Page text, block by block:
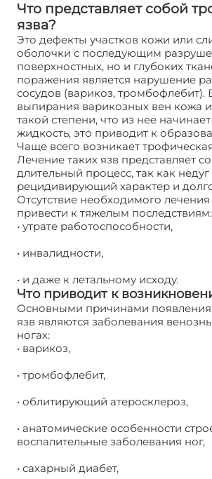
Что представляет собой
язва?
Это дефекты участков кожи или
оболочки с последующим
поверхностных, но и глубоких
поражения является нарушение
сосудов (варикоз, тромбофлебит).
выпирания варикозных вен кожа
такой степени, что из нее начинает
жидкость, это приводит к
Чаще всего возникает
Лечение таких язв представляет
длительный процесс, так как недуг
рецидивирующий характер и
Отсутствие необходимого
привести к тяжелым последствиям:
• утрате работоспособности,
• инвалидности,
• и даже к летальному исходу.
Что приводит к
Основными причинами появления
язв являются заболевания
ногах:
• варикоз,
• тромбофлебит,
• облитирующий атеросклероз,
• анатомические особенности
воспалительные заболевания ног,
• сахарный диабет,